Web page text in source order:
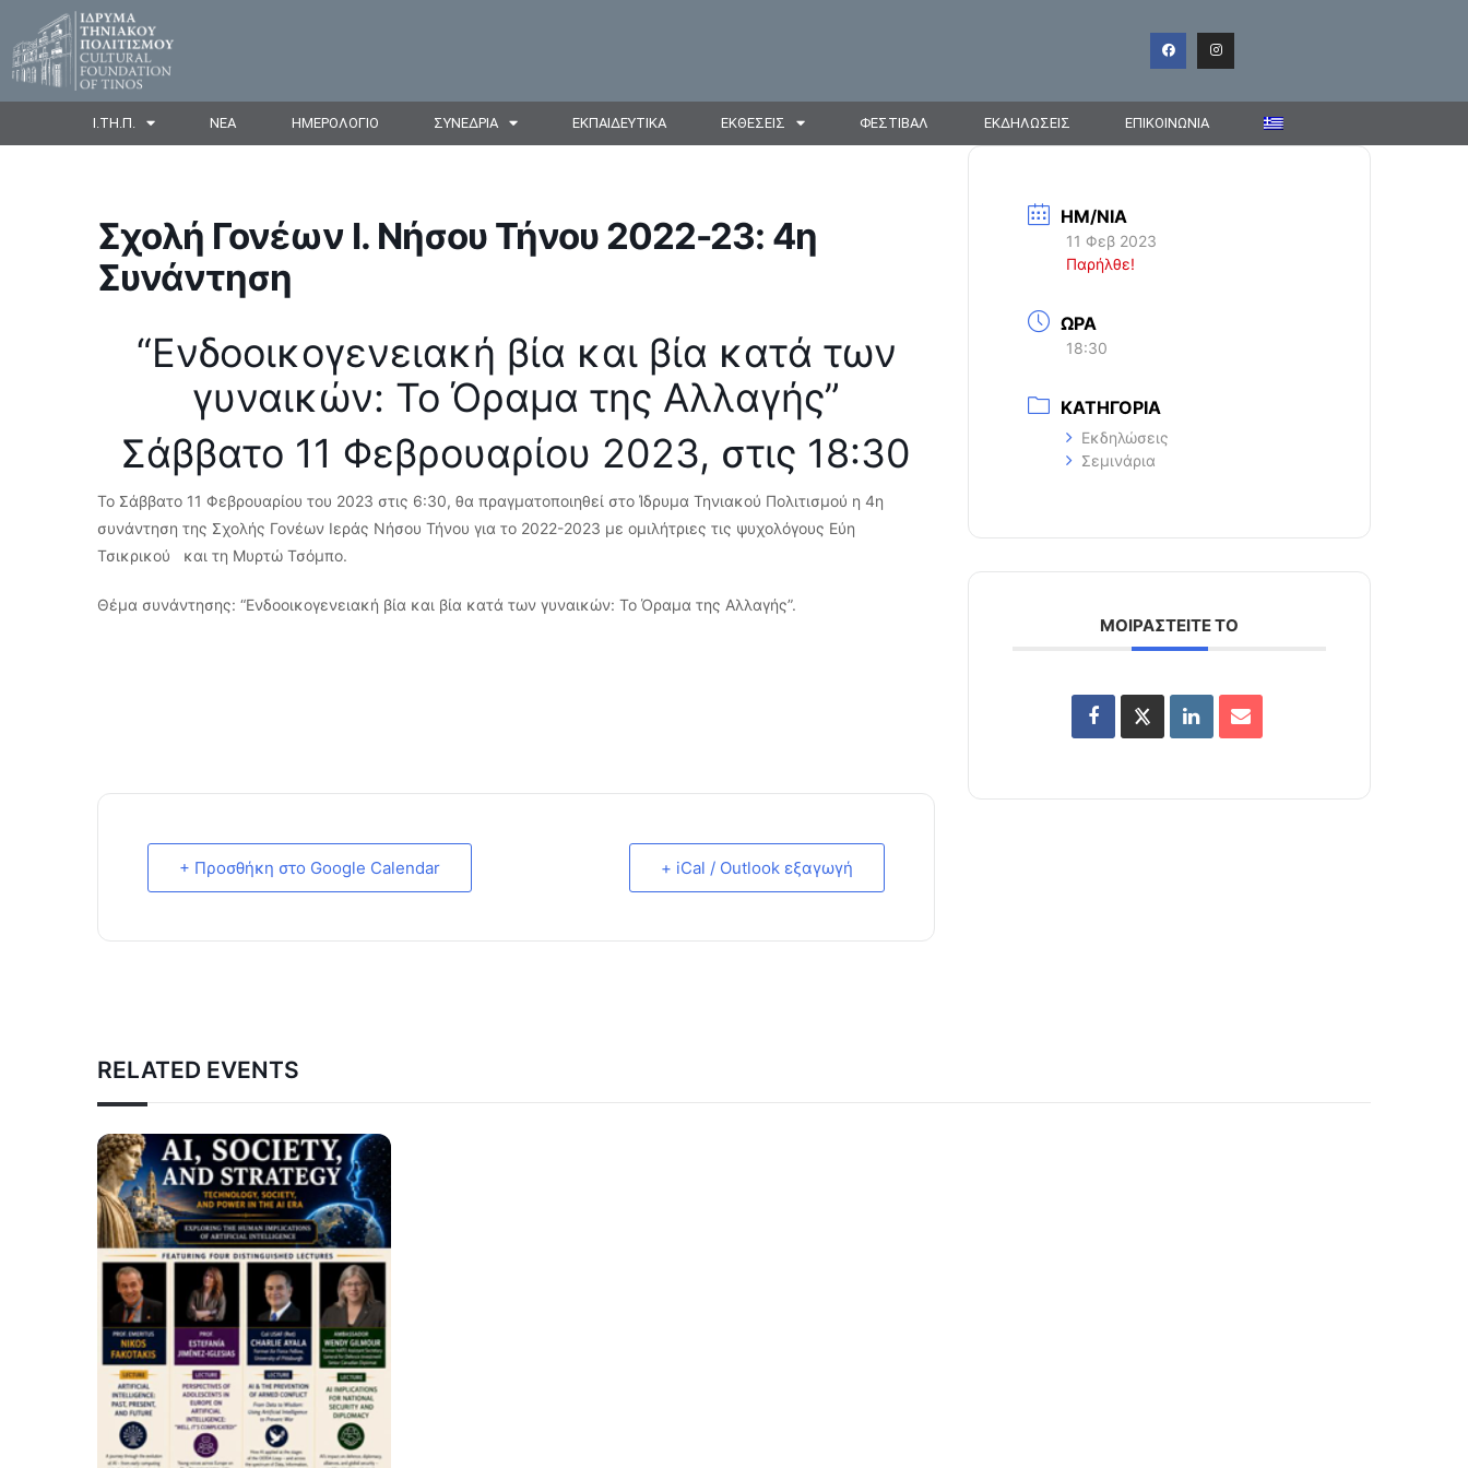
Ι.ΤΗ.Π. ΝΕΑ ΗΜΕΡΟΛΟΓΙΟ ΣΥΝΕΔΡΙΑ ΕΚΠΑΙΔΕΥΤΙΚΑ ΕΚΘΕΣΕΙΣ ΦΕΣΤΙΒΑΛ ΕΚΔΗΛΩΣΕΙΣ ΕΠΙΚΟΙΝΩΝΊΑ
Σχολή Γονέων Ι. Νήσου Τήνου 2022-23: 4η
Συνάντηση
“Ενδοοικογενειακή βία και βία κατά των
γυναικών: Το Όραμα της Αλλαγής”
Σάββατο 11 Φεβρουαρίου 2023, στις 18:30
Το Σάββατο 11 Φεβρουαρίου του 2023 στις 6:30, θα πραγματοποιηθεί στο Ίδρυμα Τηνιακού Πολιτισμού η 4η
συνάντηση της Σχολής Γονέων Ιεράς Νήσου Τήνου για το 2022-2023 με ομιλήτριες τις ψυχολόγους Εύη
Τσικρικού και τη Μυρτώ Τσόμπο.
Θέμα συνάντησης: “Ενδοοικογενειακή βία και βία κατά των γυναικών: Το Όραμα της Αλλαγής”.
+ Προσθήκη στο Google Calendar + iCal / Outlook εξαγωγή
ΗΜ/ΝΙΑ
11 Φεβ 2023
Παρήλθε!
ΩΡΑ
18:30
ΚΑΤΗΓΟΡΙΑ
Εκδηλώσεις
Σεμινάρια
ΜΟΙΡΑΣΤΕΙΤΕ ΤΟ
RELATED EVENTS